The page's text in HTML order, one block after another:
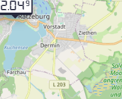
2.049